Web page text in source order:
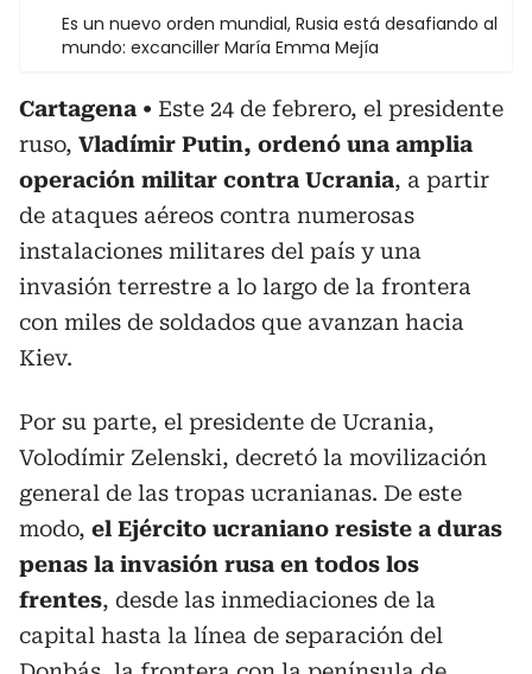
Es un nuevo orden mundial, Rusia está desafiando al
mundo: excanciller María Emma Mejía
Cartagena
Este 24 de febrero, el presidente
ruso, Vladímir Putin, ordenó una amplia
operación militar contra Ucrania, a partir
de ataques aéreos contra numerosas
instalaciones militares del país y una
invasión terrestre a lo largo de la frontera
con miles de soldados que avanzan hacia
Kiev.
Por su parte, el presidente de Ucrania,
Volodímir Zelenski, decretó la movilización
general de las tropas ucranianas. De este
modo, el Ejército ucraniano resiste a duras
penas la invasión rusa en todos los
frentes, desde las inmediaciones de la
capital hasta la línea de separación del